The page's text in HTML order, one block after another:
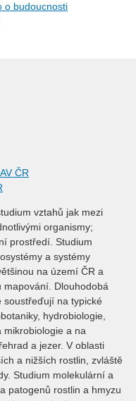
o budoucnosti
ČR
vztahů jak mezi
organismy;
prostředí. Studium
a systémy
na území ČR a
mapování. Dlouhodobá
soustřeďují na typické
hydrobiologie,
a na
a jezer. V oblasti
a nižších rostlin, zvláště
Studium molekulární a
patogenů rostlin a hmyzu